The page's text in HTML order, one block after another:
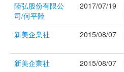
陸弘股份有限公
司/何平陸
2017/07/19
新美企業社
2015/08/07
新美企業社 2015/08/07